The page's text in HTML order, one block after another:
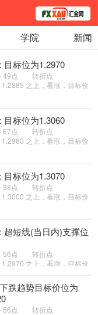
货币
学院
视频
学院 新闻
目标位为1.2970
- 49点 转折点
之上，看涨，目标价
目标位为1.3060
- 67点 转折点
之上，看涨，目标价
目标位为1.3070
- 38点 转折点
之上，看涨，目标价
超短线(当日内)支撑位
- 56点 转折点
之上，看涨，目标价
跌趋势目标价位为
- 56点 转折点